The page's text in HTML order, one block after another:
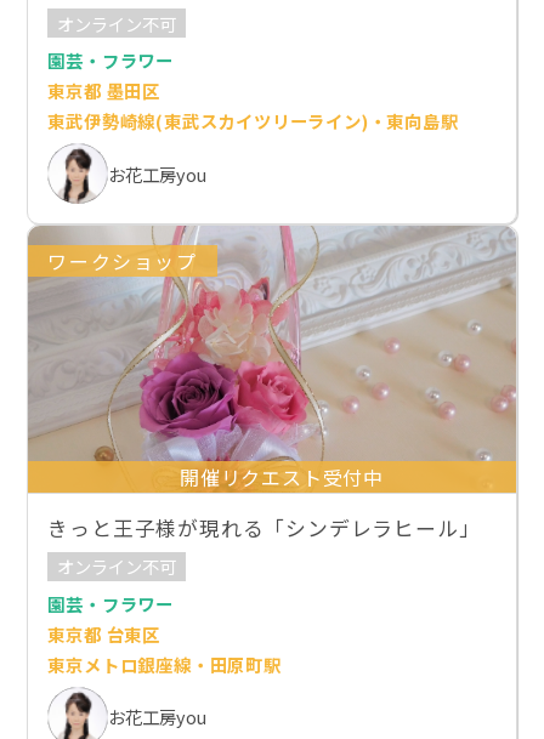
オンライン不可
園芸・フラワー
東京都 墨田区
東武伊勢崎線(東武スカイツリーライン)・東向島駅
お花工房you
ワークショップ
開催リクエスト受付中
きっと王子様が現れる「シンデレラヒール」
オンライン不可
園芸・フラワー
東京都 台東区
東京メトロ銀座線・田原町駅
お花工房you